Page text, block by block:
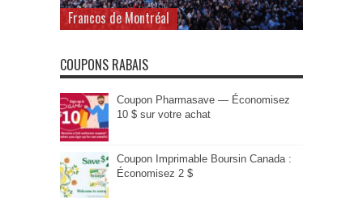
Francos de Montréal
COUPONS RABAIS
Coupon Pharmasave — Économisez
10 $ sur votre achat
Coupon Imprimable Boursin Canada :
Économisez 2 $